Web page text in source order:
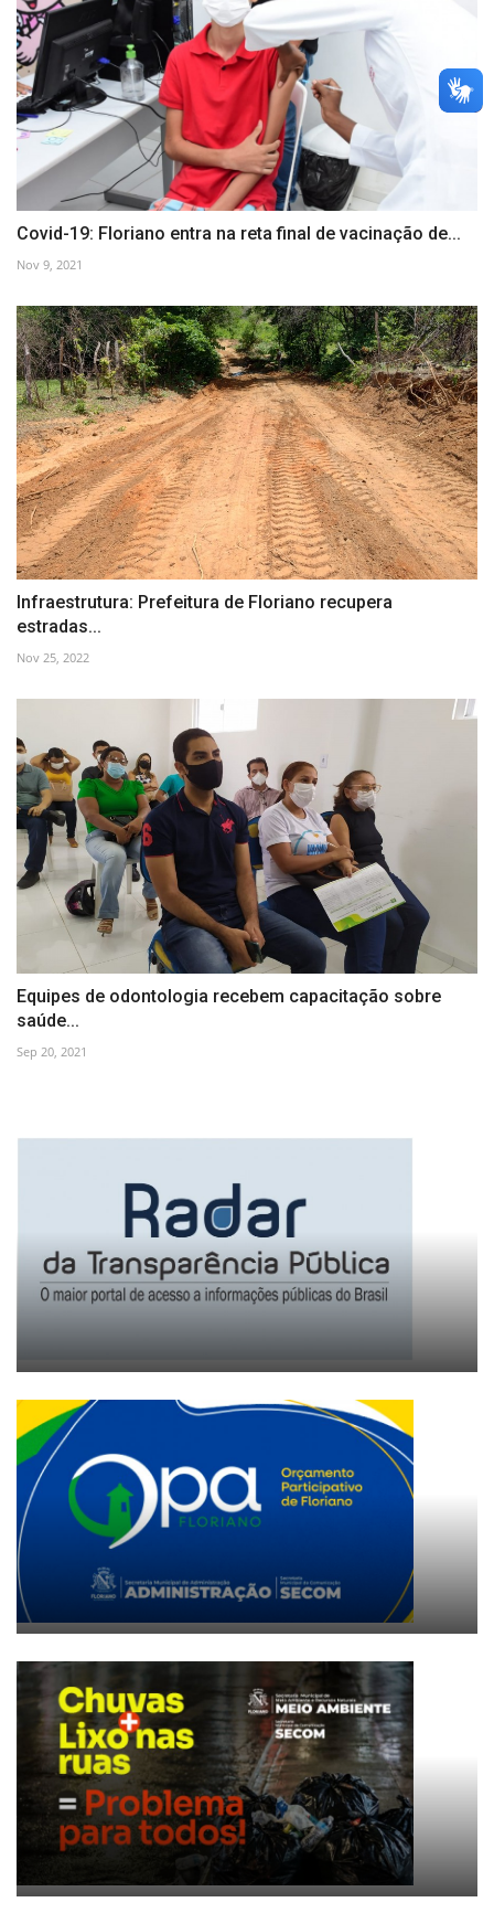
Covid-19: Floriano entra na reta final de vacinação de...
Nov 9, 2021
Infraestrutura: Prefeitura de Floriano recupera
estradas...
Nov 25, 2022
Equipes de odontologia recebem capacitação sobre
saúde...
Sep 20, 2021